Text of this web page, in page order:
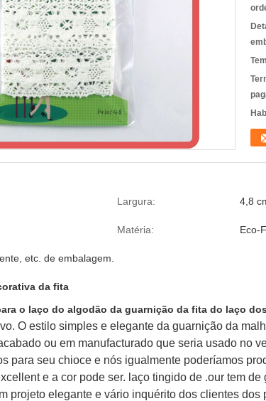
Largura: 4,8
Matéria: Eco-
etc. de embalagem.
da fita
o laço do algodão da guarnição da fita do laço
O estilo simples e elegante da guarnição da
ou em manufacturado que seria usado no
para seu chioce e nós igualmente poderíamos
e a cor pode ser. laço tingido de .our tem
projeto elegante e vário inquérito dos clientes